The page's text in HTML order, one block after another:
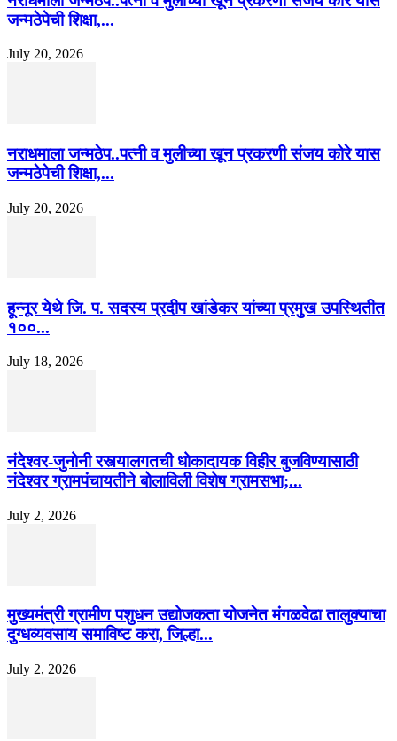
जन्मठेपेची शिक्षा,...
July 20, 2026
नराधमाला जन्मठेप..पत्नी व मुलीच्या खून प्रकरणी संजय कोरे यास
जन्मठेपेची शिक्षा,...
July 20, 2026
हून्नूर येथे जि. प. सदस्य प्रदीप खांडेकर यांच्या प्रमुख उपस्थितीत
१००...
July 18, 2026
नंदेश्वर-जुनोनी रस्त्यालगतची धोकादायक विहीर बुजविण्यासाठी
नंदेश्वर ग्रामपंचायतीने बोलाविली विशेष ग्रामसभा;...
July 2, 2026
मुख्यमंत्री ग्रामीण पशुधन उद्योजकता योजनेत मंगळवेढा तालुक्याचा
दुग्धव्यवसाय समाविष्ट करा, जिल्हा...
July 2, 2026